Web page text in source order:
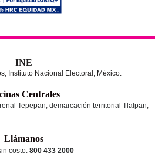
INE
Instituto Nacional Electoral, México.
Centrales
Tepepan, demarcación territorial Tlalpan,
Llámanos
costo: 800 433 2000